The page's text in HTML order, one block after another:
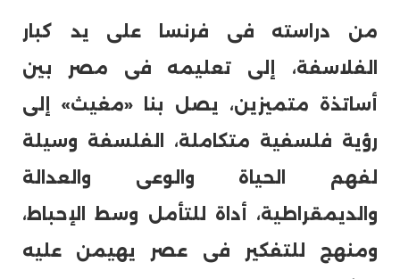
من دراسته فى فرنسا على يد كبار
الفلاسفة، إلى تعليمه فى مصر بين
أساتذة متميزين، يصل بنا «مغيث» إلى
رؤية فلسفية متكاملة، الفلسفة وسيلة
لفهم الحياة والوعى والعدالة
والديمقراطية، أداة للتأمل وسط الإحباط،
ومنهج للتفكير فى عصر يهيمن عليه